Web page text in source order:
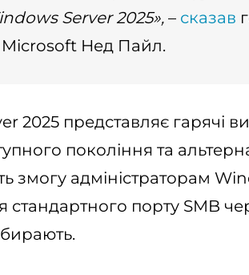
Server 2025», – сказав
Нед Пайл.
2025 представляє гарячі
покоління та
змогу адміністраторам
стандартного порту SMB